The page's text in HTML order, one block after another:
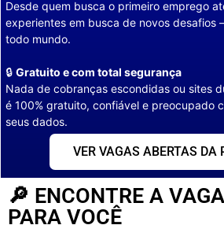
Desde quem busca o primeiro emprego
experientes em busca de novos desafios
todo mundo.
🔒 Gratuito e com total segurança
Nada de cobranças escondidas ou sites
é 100% gratuito, confiável e preocupado
seus dados.
VER VAGAS ABERTAS DA
🔎 ENCONTRE A
PARA VOCÊ